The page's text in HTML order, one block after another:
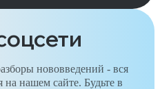
нововведений - вся
нашем сайте. Будьте в